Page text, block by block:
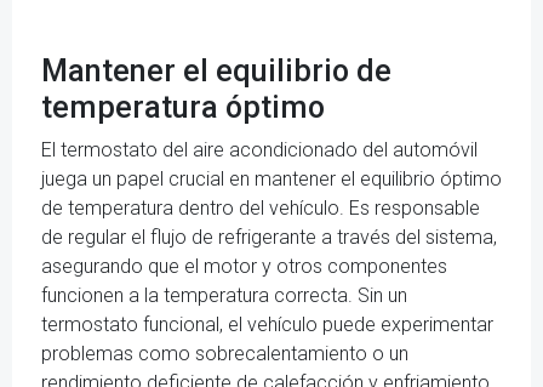
Mantener el equilibrio de
temperatura óptimo
El termostato del aire acondicionado del automóvil
juega un papel crucial en mantener el equilibrio óptimo
de temperatura dentro del vehículo. Es responsable
de regular el flujo de refrigerante a través del sistema,
asegurando que el motor y otros componentes
funcionen a la temperatura correcta. Sin un
termostato funcional, el vehículo puede experimentar
problemas como sobrecalentamiento o un